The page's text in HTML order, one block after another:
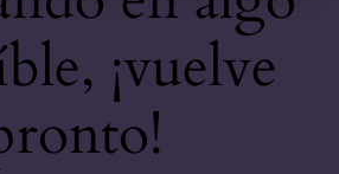
¡vuelve